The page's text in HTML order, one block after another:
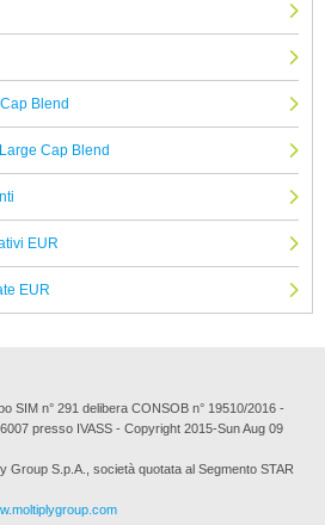
Blend
Cap Blend
EUR
EUR
SIM n° 291 delibera CONSOB n° 19510/2016 -
presso IVASS - Copyright 2015-Sun Aug 09
Group S.p.A., società quotata al Segmento STAR